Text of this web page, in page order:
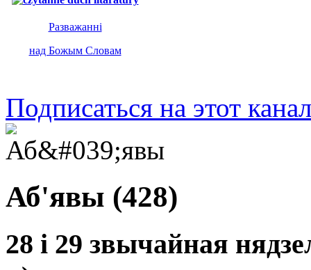
Разважанні
над Божым Словам
Подписаться на этот
Аб'явы (428)
28 і 29 звычайная